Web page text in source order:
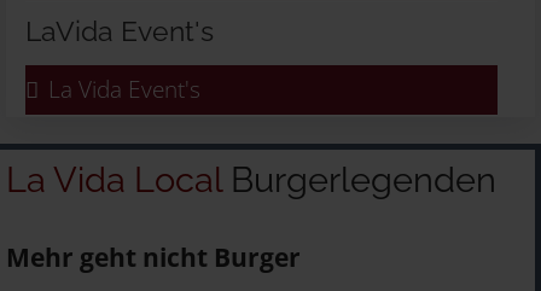
LaVida Event's
La Vida Event's
La Vida Local Burgerlegenden
Mehr geht nicht Burger